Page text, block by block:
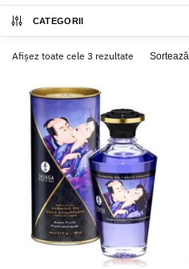
CATEGORII
Afișez toate cele 3 rezultate